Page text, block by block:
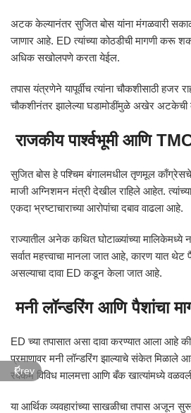
अटक केल्यानंतर सुजित बोस यांना मंगळवारी
जाणार आहे. ED त्यांच्या कोठडीची मागणी
अधिक सखोलपणे करता येईल.
तपास यंत्रणेने यापूर्वीच त्यांना चौकशीसाठी हजर
चौकशीनंतर झालेल्या घडामोडींमुळे अखेर अटकेची
राजकीय पार्श्वभूमी आणि
सुजित बोस हे पश्चिम बंगालमधील तृणमूल
माजी अग्निशमन मंत्री देखील राहिले आहेत.
एकदा भ्रष्टाचाराच्या आरोपांचा दबाव वाढला आहे.
राज्यातील अनेक कथित घोटाळ्यांच्या मालिकेमध्ये
सर्वात महत्त्वाचा मानला जात आहे, कारण यात
असल्याचा दावा ED कडून केला जात आहे.
मनी लॉन्डरिंग आणि पैशांचा
ED च्या तपासात असा दावा करण्यात आला आहे
प्रमाणावर मनी लॉन्डरिंग झाल्याचे संकेत
रक्कम विविध मालमत्ता आणि बँक खात्यांमध्ये
या आर्थिक व्यवहारांच्या साखळीचा तपास
Prev